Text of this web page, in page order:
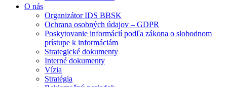
O nás
Organizátor IDS BBSK
Ochrana osobných údajov – GDPR
Poskytovanie informácií podľa zákona o slobodnom
prístupe k informáciám
Strategické dokumenty
Interné dokumenty
Vízia
Stratégia